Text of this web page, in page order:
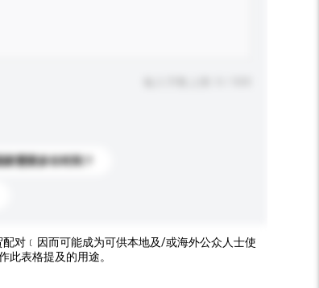
需要多长时间？
对﹝因而可能成为可供本地及/或海外公众人士使
表格提及的用途。